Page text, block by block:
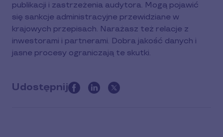
publikacji i zastrzeżenia audytora. Mogą pojawić
się sankcje administracyjne przewidziane w
krajowych przepisach. Narażasz też relacje z
inwestorami i partnerami. Dobra jakość danych i
jasne procesy ograniczają te skutki.
Udostępnij
this